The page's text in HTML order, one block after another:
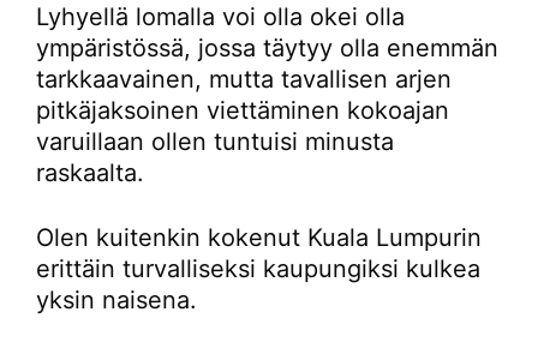
Lyhyellä lomalla voi olla okei olla
ympäristössä, jossa täytyy olla enemmän
tarkkaavainen, mutta tavallisen arjen
pitkäjaksoinen viettäminen kokoajan
varuillaan ollen tuntuisi minusta
raskaalta.
Olen kuitenkin kokenut Kuala Lumpurin
erittäin turvalliseksi kaupungiksi kulkea
yksin naisena.